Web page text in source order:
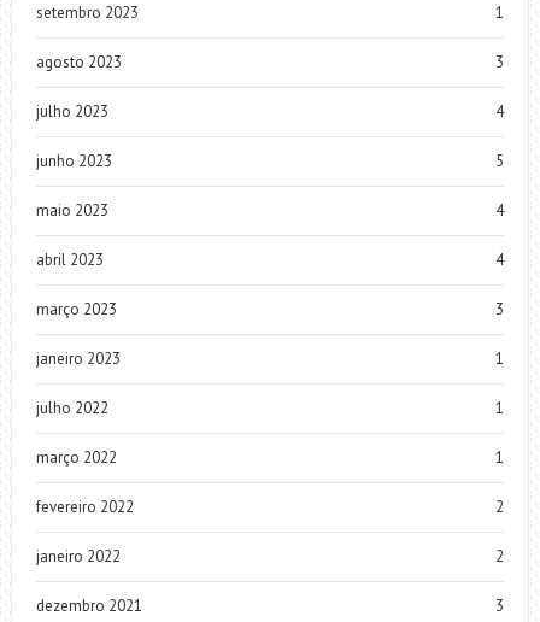
setembro 2023 1
agosto 2023 3
julho 2023 4
junho 2023 5
maio 2023 4
abril 2023 4
março 2023 3
janeiro 2023 1
julho 2022 1
março 2022 1
fevereiro 2022 2
janeiro 2022 2
dezembro 2021 3